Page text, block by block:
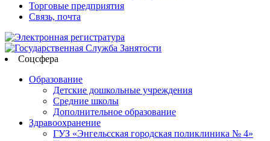
Торговые предприятия
Связь, почта
Соцсфера
Образование
Детские дошкольные учреждения
Средние школы
Дополнительное образование
Здравоохранение
ГУЗ «Энгельсская городская поликлиника № 4»